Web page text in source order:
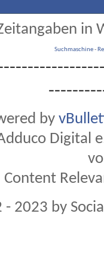
in
Suchmaschine-
by
Digital
Content
2023 by